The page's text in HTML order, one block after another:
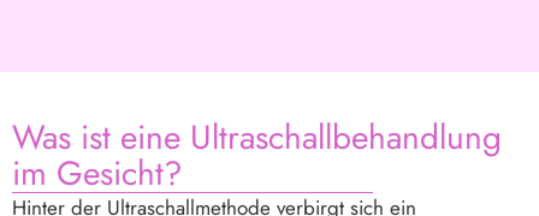
Was ist eine Ultraschallbehandlung
im Gesicht?
Hinter der Ultraschallmethode verbirgt sich ein